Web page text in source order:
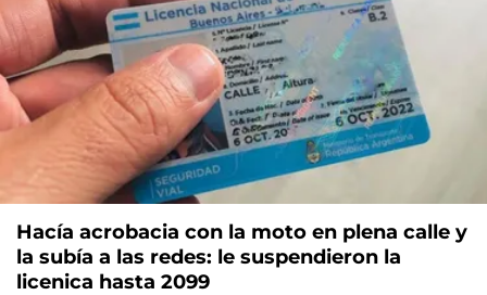
Hacía acrobacia con la moto en plena calle y
la subía a las redes: le suspendieron la
licenica hasta 2099